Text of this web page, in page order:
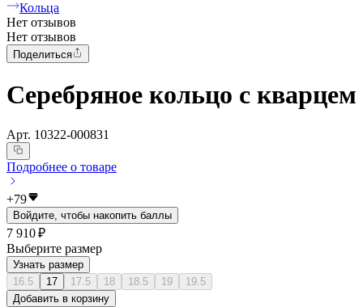
Кольца
Нет отзывов
Нет отзывов
Поделиться
Серебряное кольцо с кварцем
Арт. 10322-000831
Подробнее о товаре
+79
Войдите, чтобы накопить баллы
7 910 ₽
Выберите размер
Узнать размер
16.5
17 17.5 18 18.5 19
19.5
Добавить в корзину